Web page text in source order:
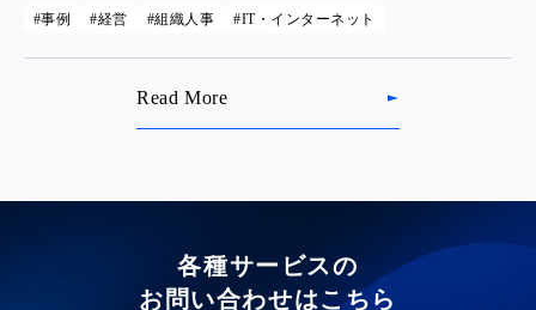
事業・組織のロードマップが不明確だったことが明らかとなり、
制度単体ではなく事業成長に向けた中期経営計画策定から着手す
事例 経営 組織人事 IT・インターネット
Read More
各種サービスの
お問い合わせはこちら